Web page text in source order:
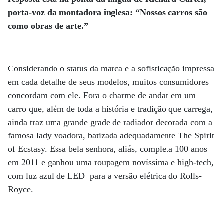
porta-voz da montadora inglesa: “Nossos carros são
como obras de arte.”
Considerando o status da marca e a sofisticação impressa
em cada detalhe de seus modelos, muitos consumidores
concordam com ele. Fora o charme de andar em um
carro que, além de toda a história e tradição que carrega,
ainda traz uma grande grade de radiador decorada com a
famosa lady voadora, batizada adequadamente The Spirit
of Ecstasy. Essa bela senhora, aliás, completa 100 anos
em 2011 e ganhou uma roupagem novíssima e high-tech,
com luz azul de LED para a versão elétrica do Rolls-
Royce.